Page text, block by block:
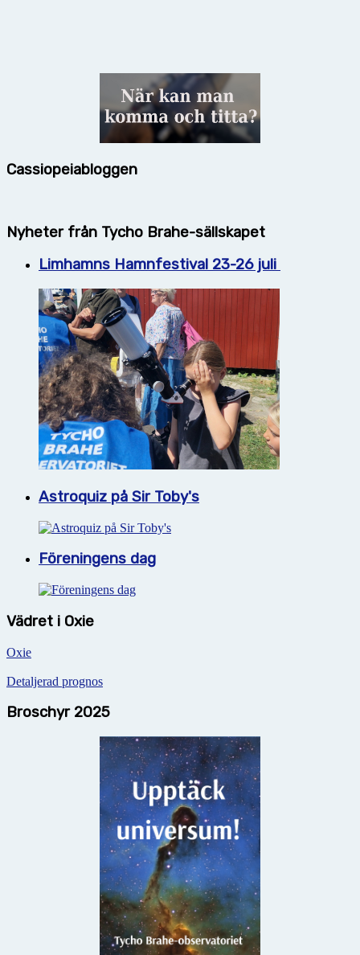
Cassiopeiabloggen
Nyheter från Tycho Brahe-sällskapet
Limhamns Hamnfestival 23-26 juli
Astroquiz på Sir Toby's
Föreningens dag
Vädret i Oxie
Oxie
Detaljerad prognos
Broschyr 2025